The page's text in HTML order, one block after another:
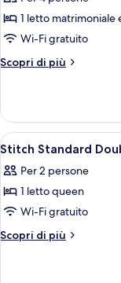
Deluxe
Quadruple
1 letto matrimoniale
Wi-Fi gratuito
Scopri di più
Altri
Deluxe
Quadruple
Apri
tutte
le
foto
per
Stitch
7
Stitch Standard
Per 2 persone
1 letto queen
Wi-Fi gratuito
Scopri di più
Altri